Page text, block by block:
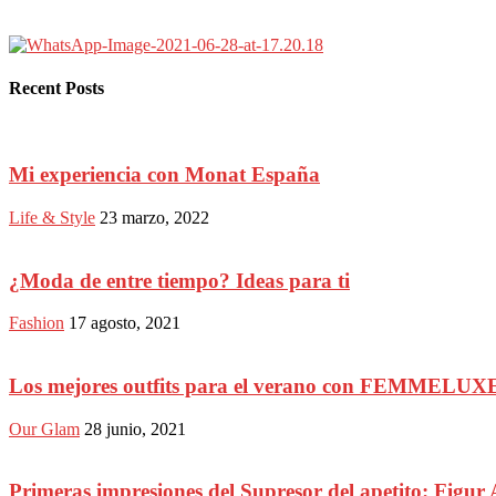
Recent Posts
Mi experiencia con Monat España
Life & Style 23 marzo, 2022
¿Moda de entre tiempo? Ideas para ti
Fashion 17 agosto, 2021
Los mejores outfits para el verano con
Our Glam 28 junio, 2021